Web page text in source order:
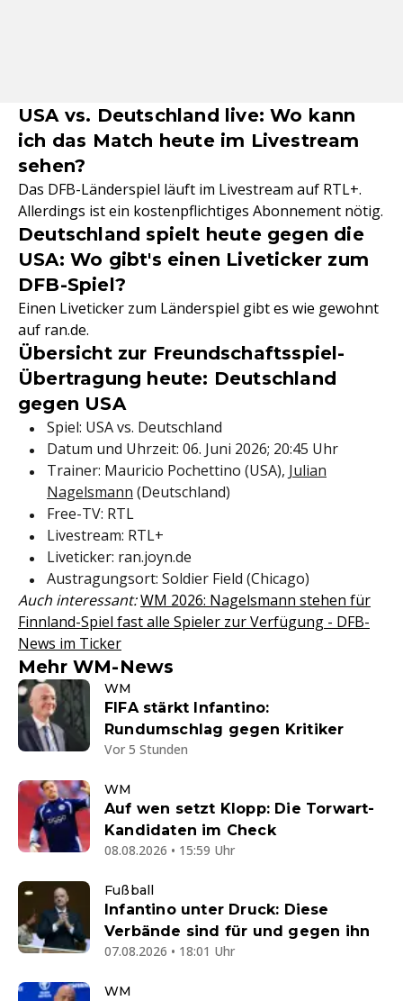
USA vs. Deutschland live: Wo kann
ich das Match heute im Livestream
sehen?
Das DFB-Länderspiel läuft im Livestream auf RTL+.
Allerdings ist ein kostenpflichtiges Abonnement nötig.
Deutschland spielt heute gegen die
USA: Wo gibt's einen Liveticker zum
DFB-Spiel?
Einen Liveticker zum Länderspiel gibt es wie gewohnt
auf ran.de.
Übersicht zur Freundschaftsspiel-
Übertragung heute: Deutschland
gegen USA
Spiel: USA vs. Deutschland
Datum und Uhrzeit: 06. Juni 2026; 20:45 Uhr
Trainer: Mauricio Pochettino (USA), Julian
Nagelsmann (Deutschland)
Free-TV: RTL
Livestream: RTL+
Liveticker: ran.joyn.de
Austragungsort: Soldier Field (Chicago)
Auch interessant:WM 2026: Nagelsmann stehen für
Finnland-Spiel fast alle Spieler zur Verfügung - DFB-
News im Ticker
Mehr WM-News
WM
FIFA stärkt Infantino:
Rundumschlag gegen Kritiker
Vor 5 Stunden
WM
Auf wen setzt Klopp: Die Torwart-
Kandidaten im Check
08.08.2026 • 15:59 Uhr
Fußball
Infantino unter Druck: Diese
Verbände sind für und gegen ihn
07.08.2026 • 18:01 Uhr
WM